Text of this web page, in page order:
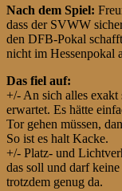
Nach dem Spiel:
dass der SVWW
den DFB-Pokal
nicht im Hessenpokal
Das fiel auf:
+/- An sich alles exakt
erwartet. Es hätte
Tor gehen müssen,
So ist es halt Kacke.
+/- Platz- und
das soll und darf
trotzdem genug da.